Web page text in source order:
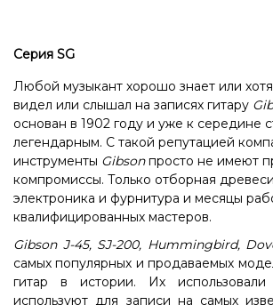
Серия SG
Любой музыкант хорошо знает или
видел или слышал на записях гитару
основан в 1902 году и уже к середине
легендарным. С такой репутацией
инструменты Gibsonпросто не имеют
компромиссы. Только отборная
электроника и фурнитура и месяцы
квалифицированных мастеров.
Gibson J-45, SJ-200, Hummingbird,
самых популярных и продаваемых
гитар в истории. Их
используют для записи на самых